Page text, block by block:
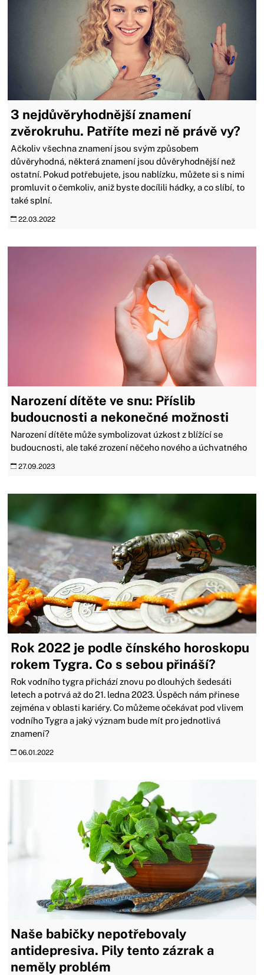
3 nejdůvěryhodnější znamení
zvěrokruhu. Patříte mezi ně právě vy?
Ačkoliv všechna znamení jsou svým způsobem
důvěryhodná, některá znamení jsou důvěryhodnější než
ostatní. Pokud potřebujete, jsou nablízku, můžete si s nimi
promluvit o čemkoliv, aniž byste docílili hádky, a co slíbí, to
také splní.
22.03.2022
Narození dítěte ve snu: Příslib
budoucnosti a nekonečné možnosti
Narození dítěte může symbolizovat úzkost z blížící se
budoucnosti, ale také zrození něčeho nového a úchvatného
27.09.2023
Rok 2022 je podle čínského horoskopu
rokem Tygra. Co s sebou přináší?
Rok vodního tygra přichází znovu po dlouhých šedesáti
letech a potrvá až do 21. ledna 2023. Úspěch nám přinese
zejména v oblasti kariéry. Co můžeme očekávat pod vlivem
vodního Tygra a jaký význam bude mít pro jednotlivá
znamení?
06.01.2022
Naše babičky nepotřebovaly
antidepresiva. Pily tento zázrak a
neměly problém